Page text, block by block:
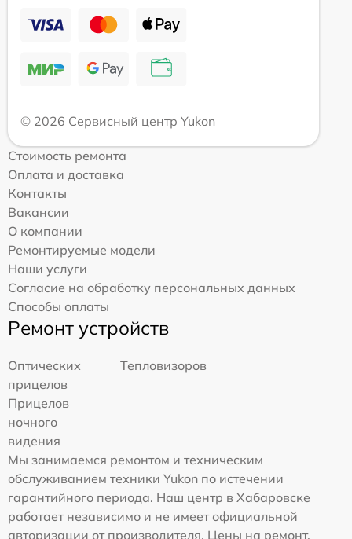
© 2026 Сервисный центр Yukon
Стоимость ремонта
Оплата и доставка
Контакты
Вакансии
О компании
Ремонтируемые модели
Наши услуги
Согласие на обработку персональных данных
Способы оплаты
Ремонт устройств
Оптических
прицелов
Тепловизоров
Прицелов
ночного
видения
Мы занимаемся ремонтом и техническим
обслуживанием техники Yukon по истечении
гарантийного периода. Наш центр в Хабаровске
работает независимо и не имеет официальной
авторизации от производителя. Цены на ремонт,